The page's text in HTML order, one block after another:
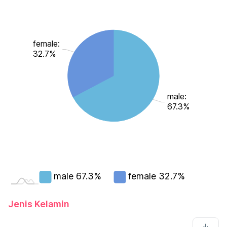
male:
67.3%
female:
32.7%
male 67.3% female 32.7%
Jenis Kelamin